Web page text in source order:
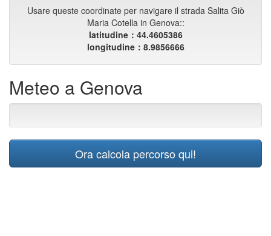
Usare queste coordinate per navigare il strada Salita Giò
Maria Cotella in Genova::
latitudine：44.4605386
longitudine：8.9856666
Meteo a Genova
Ora calcola percorso qui!